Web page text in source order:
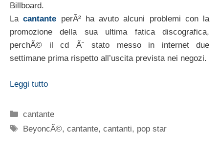
Billboard.
Lacantante perÃ² ha avuto alcuni problemi con la
promozione della sua ultima fatica discografica,
perchÃ© il cd Ã¨ stato messo in internet due
settimane prima rispetto all’uscita prevista nei negozi.
Leggi tutto
Categorie
cantante
Tag
BeyoncÃ©,cantante,cantanti, pop star